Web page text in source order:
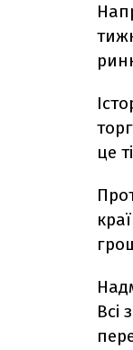
це
Всі